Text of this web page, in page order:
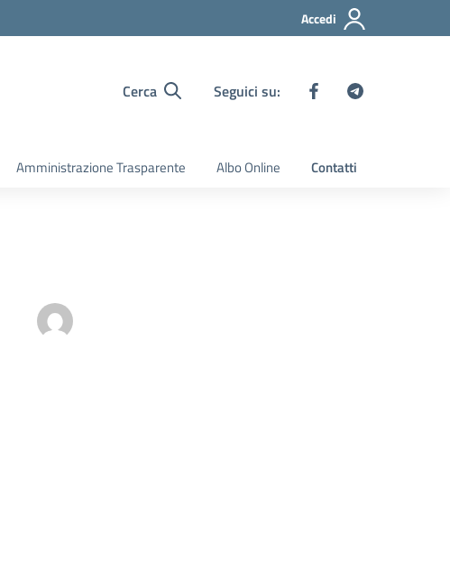
Accedi
Cerca Seguici su:
Amministrazione Trasparente Albo Online Contatti